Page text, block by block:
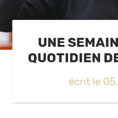
UNE
QUOTIDIEN
écrit le